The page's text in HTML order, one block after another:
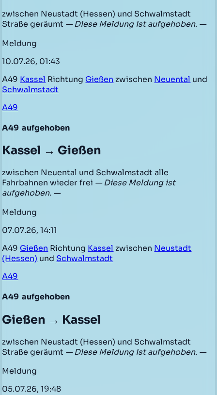
zwischen Neustadt (Hessen) und Schwalmstadt
Straße geräumt — Diese Meldung ist aufgehoben. —
Meldung
10.07.26, 01:43
A49 Kassel Richtung Gießen zwischen Neuental und
Schwalmstadt
A49
A49 aufgehoben
Kassel → Gießen
zwischen Neuental und Schwalmstadt alle
Fahrbahnen wieder frei — Diese Meldung ist
aufgehoben. —
Meldung
07.07.26, 14:11
A49 Gießen Richtung Kassel zwischen Neustadt
(Hessen) und Schwalmstadt
A49
A49 aufgehoben
Gießen → Kassel
zwischen Neustadt (Hessen) und Schwalmstadt
Straße geräumt — Diese Meldung ist aufgehoben. —
Meldung
05.07.26, 19:48